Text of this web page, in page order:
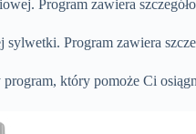
Program zawiera
sylwetki. Program zawiera
który pomoże Ci